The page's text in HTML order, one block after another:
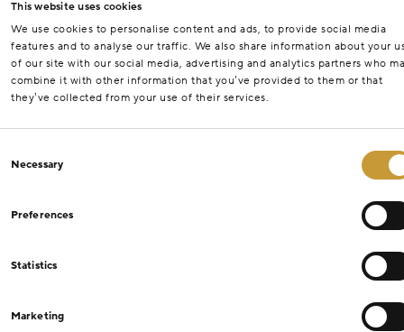
This website uses cookies
We use cookies to personalise content and ads, to provide social media
features and to analyse our traffic. We also share information about your
of our site with our social media, advertising and analytics partners who
combine it with other information that you’ve provided to them or that
they’ve collected from your use of their services.
Selection
Necessary
Preferences
Statistics
Marketing